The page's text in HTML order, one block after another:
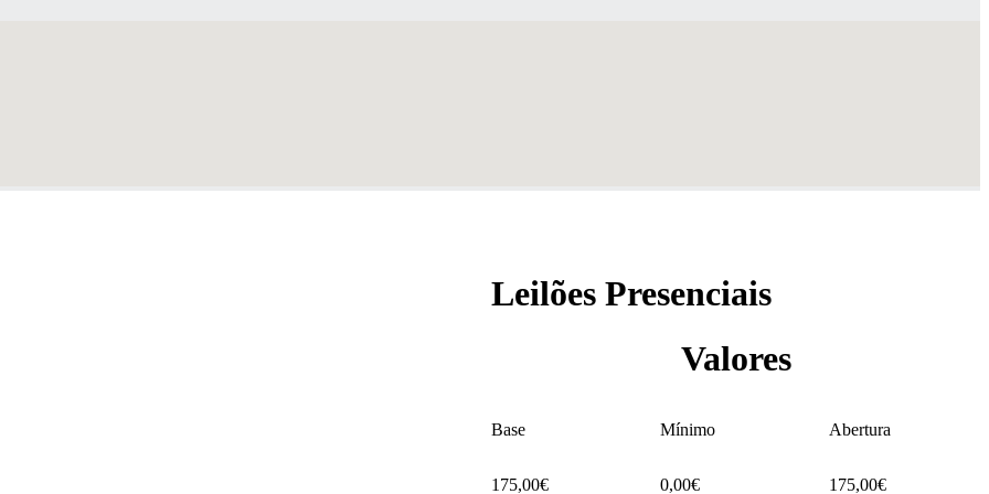
Leilões Presenciais
Valores
Base Mínimo Abertura
175,00€ 0,00€ 175,00€